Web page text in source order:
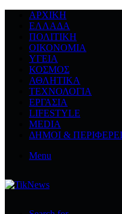
ΑΡΧΙΚΉ
ΕΛΛΆΔΑ
ΠΟΛΙΤΙΚΉ
ΟΙΚΟΝΟΜΊΑ
ΥΓΕΊΑ
ΚΌΣΜΟΣ
ΑΘΛΗΤΙΚΆ
ΤΕΧΝΟΛΟΓΙΆ
ΕΡΓΑΣΊΑ
LIFESTYLE
MEDIA
ΔΉΜΟΙ &
Menu